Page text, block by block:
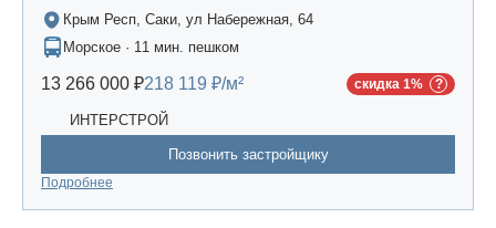
Крым Респ, Саки, ул Набережная, 64
Морское · 11 мин. пешком
13 266 000 ₽218 119 ₽/м² скидка 1%
ИНТЕРСТРОЙ
Позвонить застройщику
Подробнее